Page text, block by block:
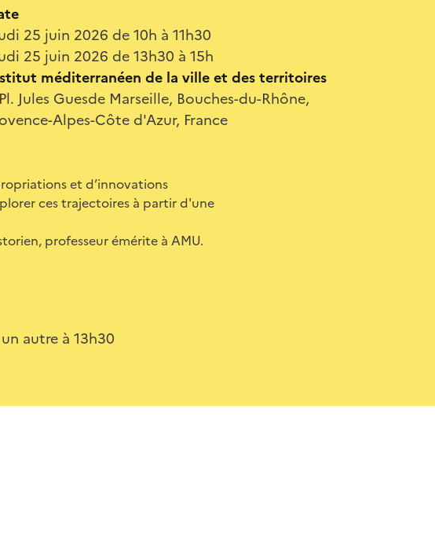
25 juin 2026 de 10h à 11h30
25 juin 2026 de 13h30 à 15h
méditerranéen de la ville et des territoires
Jules Guesde Marseille, Bouches-du-Rhône,
Alpes-Côte d'Azur, France
et d’innovations
ces trajectoires à partir d'une
professeur émérite à AMU.
autre à 13h30